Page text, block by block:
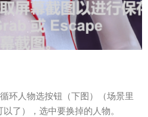
环人物选按钮（下图）（场景里
了），选中要换掉的人物。